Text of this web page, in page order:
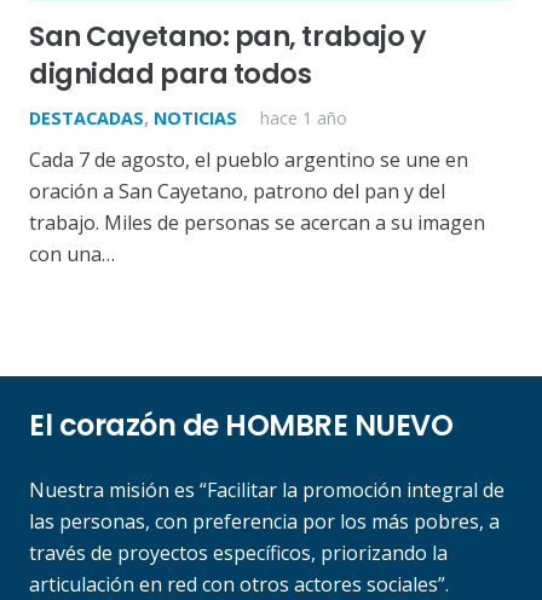
San Cayetano: pan, trabajo y
dignidad para todos
DESTACADAS, NOTICIAS hace 1 año
Cada 7 de agosto, el pueblo argentino se une en
oración a San Cayetano, patrono del pan y del
trabajo. Miles de personas se acercan a su imagen
con una…
El corazón de HOMBRE NUEVO
Nuestra misión es “Facilitar la promoción integral de
las personas, con preferencia por los más pobres, a
través de proyectos específicos, priorizando la
articulación en red con otros actores sociales”.